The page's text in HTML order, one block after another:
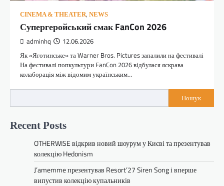
CINEMA & THEATER, NEWS
Супергеройський смак FanCon 2026
adminhq 12.06.2026
Як «Яготинське» та Warner Bros. Pictures запалили на фестивалі
На фестивалі попкультури FanCon 2026 відбулася яскрава
колаборація між відомим українським…
Пошук
Recent Posts
OTHERWISE відкрив новий шоурум у Києві та презентував
колекцію Hedonism
J’amemme презентував Resort’27 Siren Song і вперше
випустив колекцію купальників